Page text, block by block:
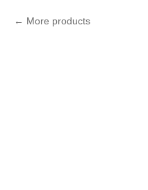
More products